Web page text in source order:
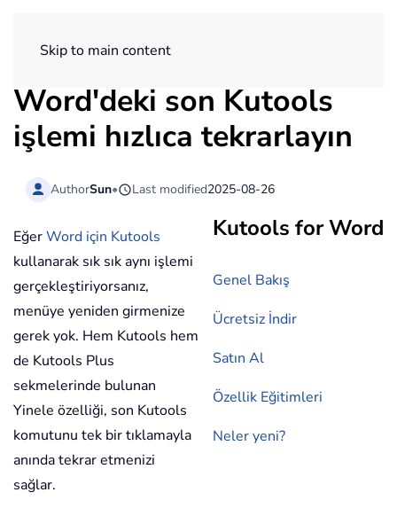
Skip to main content
Word'deki son Kutools
işlemi hızlıca tekrarlayın
AuthorSun• Last modified2025-08-26
Kutools for Word
Genel Bakış
Ücretsiz İndir
Satın Al
Özellik Eğitimleri
Neler yeni?
EğerWord için Kutools
kullanarak sık sık aynı işlemi
gerçekleştiriyorsanız,
menüye yeniden girmenize
gerek yok. Hem Kutools hem
de Kutools Plus
sekmelerinde bulunan
Yinele özelliği, son Kutools
komutunu tek bir tıklamayla
anında tekrar etmenizi
sağlar.